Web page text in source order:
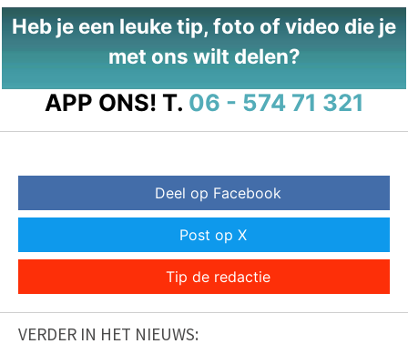
Heb je een leuke tip, foto of video die je
met ons wilt delen?
APP ONS! T. 06 - 574 71 321
Deel op Facebook
Post op X
Tip de redactie
VERDER IN HET NIEUWS: